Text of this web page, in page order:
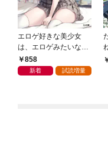
エロゲ好きな美少女
は、エロゲみたいなこ
と全部シてほしい【電
子ＳＳ特典付き】
858
新着 試読増量